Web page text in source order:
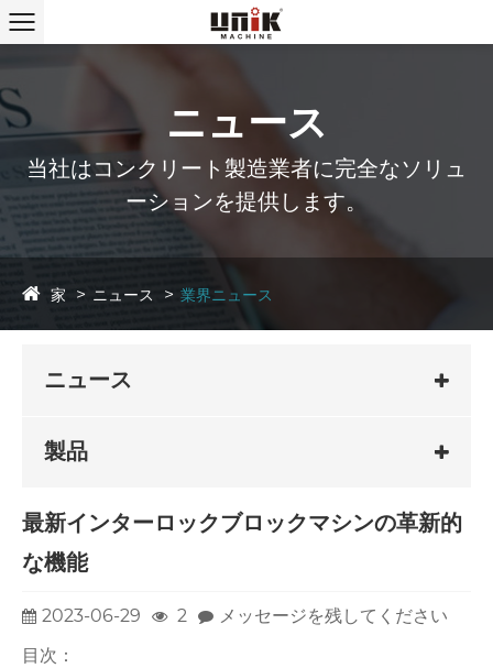
ニュース
当社はコンクリート製造業者に完全なソリュ
ーションを提供します。
家 ニュース 業界ニュース
ニュース
製品
最新インターロックブロックマシンの革新的
な機能
2023-06-29 2
メッセージを残してください
目次：